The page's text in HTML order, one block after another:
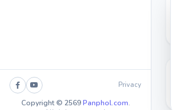
Privacy
Copyright © 2569Panphol.com.